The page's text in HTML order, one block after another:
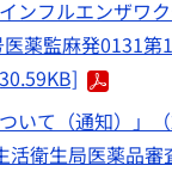
ンフルエンザワ
薬監麻発0131
いて（通知）」
衛生局医薬品